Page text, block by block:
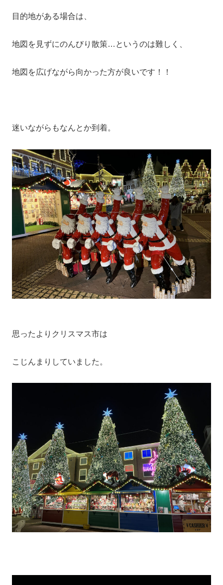
目的地がある場合は、
地図を見ずにのんびり散策…というのは難しく、
地図を広げながら向かった方が良いです！！
迷いながらもなんとか到着。
思ったよりクリスマス市は
こじんまりしていました。